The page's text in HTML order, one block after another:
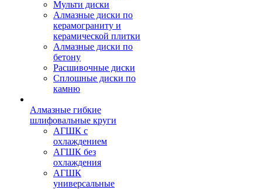
Мульти диски
Алмазные диски по
керамограниту и
керамической плитки
Алмазные диски по
бетону
Расшивочные диски
Сплошные диски по
камню
Алмазные гибкие
шлифовальные круги
АГШК с
охлаждением
АГШК без
охлаждения
АГШК
универсальные